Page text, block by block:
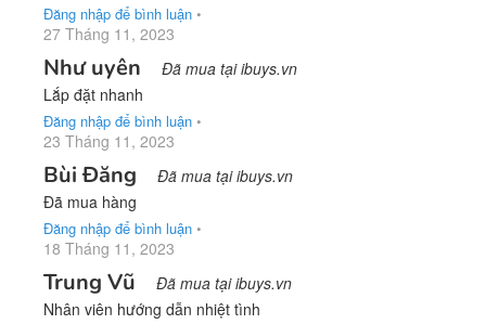
Đăng nhập để bình luận •
27 Tháng 11, 2023
Như uyên Đã mua tại ibuys.vn
Lắp đặt nhanh
Đăng nhập để bình luận •
23 Tháng 11, 2023
Bùi Đăng Đã mua tại ibuys.vn
Đã mua hàng
Đăng nhập để bình luận •
18 Tháng 11, 2023
Trung Vũ Đã mua tại ibuys.vn
Nhân viên hướng dẫn nhiệt tình